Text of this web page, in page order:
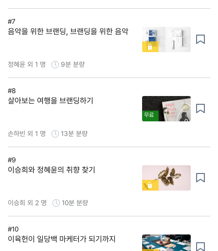
#7
음악을 위한 브랜딩, 브랜딩을 위한 음악
정혜윤 외 1 명 9분 분량
#8
살아보는 여행을 브랜딩하기
무료
손하빈 외 1 명 13분 분량
#9
이승희와 정혜윤의 취향 찾기
이승희 외 2 명 10분 분량
#10
이육헌이 일당백 마케터가 되기까지